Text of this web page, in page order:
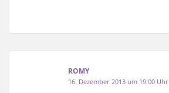
ROMY
16. Dezember 2013 um 19:00 Uhr